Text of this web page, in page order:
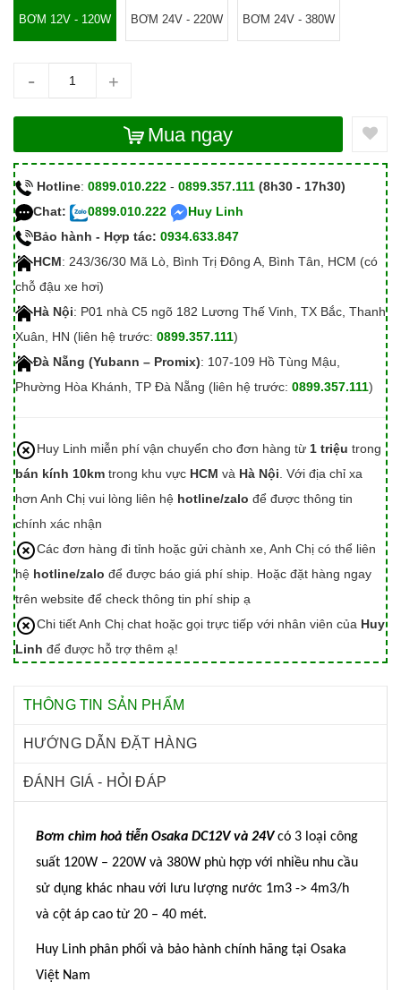
BƠM 12V - 120W BƠM 24V - 220W BƠM 24V - 380W
- +
Mua ngay
Hotline: 0899.010.222 - 0899.357.111 (8h30 - 17h30)
Chat:
0899.010.222
Huy Linh
Bảo hành - Hợp tác: 0934.633.847
HCM: 243/36/30 Mã Lò, Bình Trị Đông A, Bình Tân, HCM (có
chỗ đậu xe hơi)
Hà Nội: P01 nhà C5 ngõ 182 Lương Thế Vinh, TX Bắc, Thanh
Xuân, HN (liên hệ trước: 0899.357.111)
Đà Nẵng (Yubann – Promix): 107-109 Hồ Tùng Mậu,
Phường Hòa Khánh, TP Đà Nẵng (liên hệ trước: 0899.357.111)
Huy Linh miễn phí vận chuyển cho đơn hàng từ 1 triệu trong
bán kính 10km trong khu vực HCM và Hà Nội. Với địa chỉ xa
hơn Anh Chị vui lòng liên hệ hotline/zalo để được thông tin
chính xác nhận
Các đơn hàng đi tỉnh hoặc gửi chành xe, Anh Chị có thể liên
hệ hotline/zalo để được báo giá phí ship. Hoặc đặt hàng ngay
trên website để check thông tin phí ship ạ
Chi tiết Anh Chị chat hoặc gọi trực tiếp với nhân viên của Huy
Linh để được hỗ trợ thêm ạ!
THÔNG TIN SẢN PHẨM
HƯỚNG DẪN ĐẶT HÀNG
ĐÁNH GIÁ - HỎI ĐÁP
Bơm chìm hoả tiễn Osaka DC12V và 24Vcó 3 loại công
suất 120W – 220W và 380W phù hợp với nhiều nhu cầu
sử dụng khác nhau với lưu lượng nước 1m3 -> 4m3/h
và cột áp cao từ 20 – 40 mét.
Huy Linh phân phối và bảo hành chính hãng tại Osaka
Việt Nam